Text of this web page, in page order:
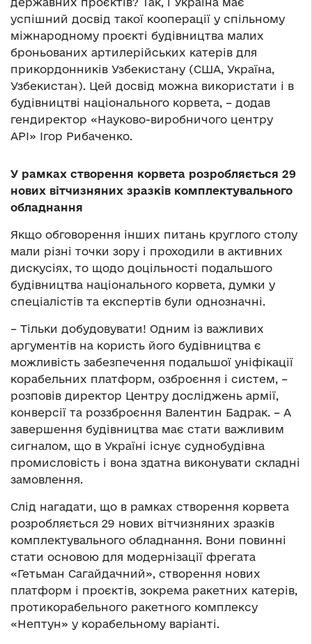
успішний досвід такої кооперації у спільному
міжнародному проєкті будівництва малих
броньованих артилерійських катерів для
прикордонників Узбекистану (США, Україна,
Узбекистан). Цей досвід можна використати і в
будівництві національного корвета, – додав
гендиректор «Науково-виробничого центру
АРІ» Ігор Рибаченко.
У рамках створення корвета розробляється 29
нових вітчизняних зразків комплектувального
обладнання
Якщо обговорення інших питань круглого столу
мали різні точки зору і проходили в активних
дискусіях, то щодо доцільності подальшого
будівництва національного корвета, думки у
спеціалістів та експертів були однозначні.
– Тільки добудовувати! Одним із важливих
аргументів на користь його будівництва є
можливість забезпечення подальшої уніфікації
корабельних платформ, озброєння і систем, –
розповів директор Центру досліджень армії,
конверсії та роззброєння Валентин Бадрак. – А
завершення будівництва має стати важливим
сигналом, що в Україні існує суднобудівна
промисловість і вона здатна виконувати складні
замовлення.
Слід нагадати, що в рамках створення корвета
розробляється 29 нових вітчизняних зразків
комплектувального обладнання. Вони повинні
стати основою для модернізації фрегата
«Гетьман Сагайдачний», створення нових
платформ і проєктів, зокрема ракетних катерів,
протикорабельного ракетного комплексу
«Нептун» у корабельному варіанті.